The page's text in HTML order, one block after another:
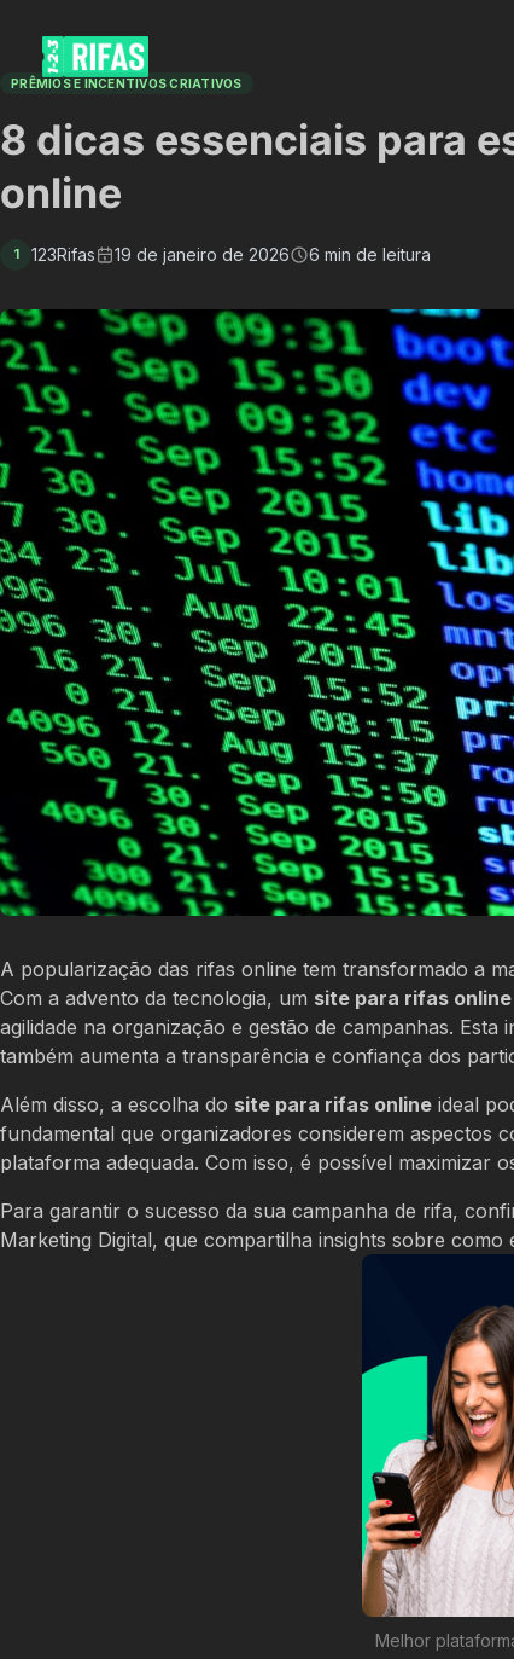
PRÊMIOS E INCENTIVOS CRIATIVOS
8 dicas essenciais para
online
1 123Rifas 19 de janeiro de 2026 6 min de leitura
A popularização das rifas online tem transformado a
Com a advento da tecnologia, um site para rifas online
agilidade na organização e gestão de campanhas.
também aumenta a transparência e confiança dos
Além disso, a escolha do site para rifas online ideal
fundamental que organizadores considerem aspectos
plataforma adequada. Com isso, é possível maximizar
Para garantir o sucesso da sua campanha de rifa,
Marketing Digital, que compartilha insights sobre como
Melhor